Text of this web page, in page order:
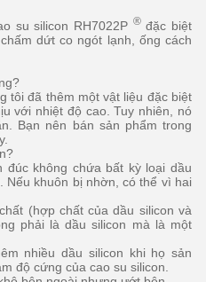
su silicon RH7022P ®đặc biệt
dứt co ngót lạnh, ống cách
tôi đã thêm một vật liệu đặc biệt
với nhiệt độ cao. Tuy nhiên, nó
Bạn nên bán sản phẩm trong
đúc không chứa bất kỳ loại dầu
Nếu khuôn bị nhờn, có thể vì hai
(hợp chất của dầu silicon và
phải là dầu silicon mà là một
nhiều dầu silicon khi họ sản
độ cứng của cao su silicon.